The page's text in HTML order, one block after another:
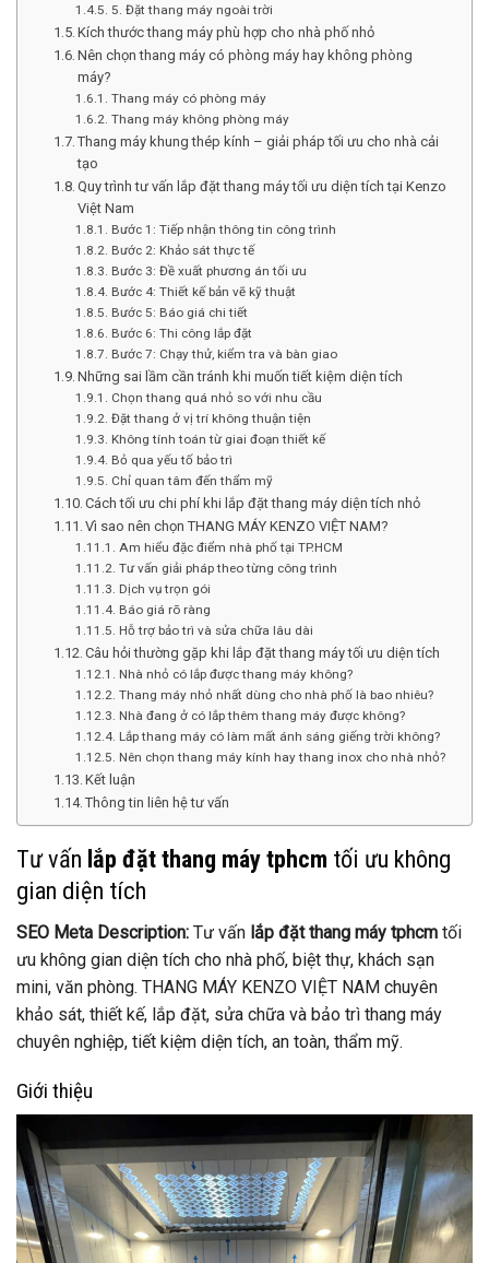
5. Đặt thang máy ngoài trời
Kích thước thang máy phù hợp cho nhà phố nhỏ
Nên chọn thang máy có phòng máy hay không phòng
máy?
Thang máy có phòng máy
Thang máy không phòng máy
Thang máy khung thép kính – giải pháp tối ưu cho nhà cải
tạo
Quy trình tư vấn lắp đặt thang máy tối ưu diện tích tại Kenzo
Việt Nam
Bước 1: Tiếp nhận thông tin công trình
Bước 2: Khảo sát thực tế
Bước 3: Đề xuất phương án tối ưu
Bước 4: Thiết kế bản vẽ kỹ thuật
Bước 5: Báo giá chi tiết
Bước 6: Thi công lắp đặt
Bước 7: Chạy thử, kiểm tra và bàn giao
Những sai lầm cần tránh khi muốn tiết kiệm diện tích
Chọn thang quá nhỏ so với nhu cầu
Đặt thang ở vị trí không thuận tiện
Không tính toán từ giai đoạn thiết kế
Bỏ qua yếu tố bảo trì
Chỉ quan tâm đến thẩm mỹ
Cách tối ưu chi phí khi lắp đặt thang máy diện tích nhỏ
Vì sao nên chọn THANG MÁY KENZO VIỆT NAM?
Am hiểu đặc điểm nhà phố tại TP.HCM
Tư vấn giải pháp theo từng công trình
Dịch vụ trọn gói
Báo giá rõ ràng
Hỗ trợ bảo trì và sửa chữa lâu dài
Câu hỏi thường gặp khi lắp đặt thang máy tối ưu diện tích
Nhà nhỏ có lắp được thang máy không?
Thang máy nhỏ nhất dùng cho nhà phố là bao nhiêu?
Nhà đang ở có lắp thêm thang máy được không?
Lắp thang máy có làm mất ánh sáng giếng trời không?
Nên chọn thang máy kính hay thang inox cho nhà nhỏ?
Kết luận
Thông tin liên hệ tư vấn
Tư vấn lắp đặt thang máy tphcm tối ưu không
gian diện tích
SEO Meta Description: Tư vấn lắp đặt thang máy tphcm tối
ưu không gian diện tích cho nhà phố, biệt thự, khách sạn
mini, văn phòng. THANG MÁY KENZO VIỆT NAM chuyên
khảo sát, thiết kế, lắp đặt, sửa chữa và bảo trì thang máy
chuyên nghiệp, tiết kiệm diện tích, an toàn, thẩm mỹ.
Giới thiệu